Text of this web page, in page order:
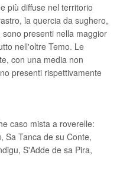
più diffuse nel territorio
la quercia da sughero,
presenti nella maggior
nell'oltre Temo. Le
con una media non
presenti rispettivamente
caso mista a roverelle:
Sa Tanca de su Conte,
S'Adde de sa Pira,